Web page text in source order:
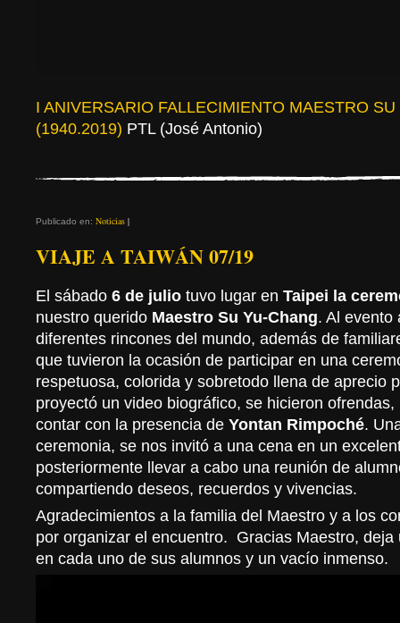
I ANIVERSARIO FALLECIMIENTO MAESTRO
(1940.2019) PTL (José Antonio)
Publicado en: Noticias |
VIAJE A TAIWÁN 07/19
El sábado 6 de julio tuvo lugar en Taipei la
nuestro querido Maestro Su Yu-Chang. Al evento
diferentes rincones del mundo, además de
que tuvieron la ocasión de participar en una
respetuosa, colorida y sobretodo llena de aprecio
proyectó un video biográfico, se hicieron
contar con la presencia de Yontan Rimpoché.
ceremonia, se nos invitó a una cena en un
posteriormente llevar a cabo una reunión de
compartiendo deseos, recuerdos y vivencias.
Agradecimientos a la familia del Maestro y a los
por organizar el encuentro. Gracias Maestro, deja
en cada uno de sus alumnos y un vacío inmenso.